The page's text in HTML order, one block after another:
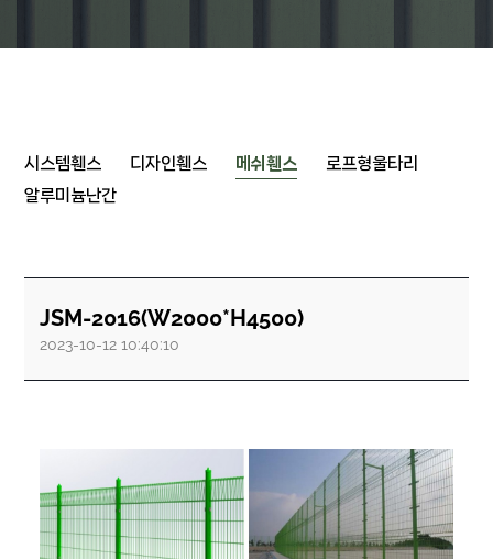
시스템휀스 디자인휀스 메쉬휀스
로프형울타리
알루미늄난간
JSM-2016(W2000*H4500)
2023-10-12 10:40:10